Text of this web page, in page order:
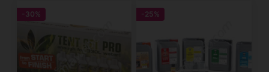
-30% -25%